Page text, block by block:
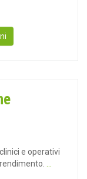
e operativi